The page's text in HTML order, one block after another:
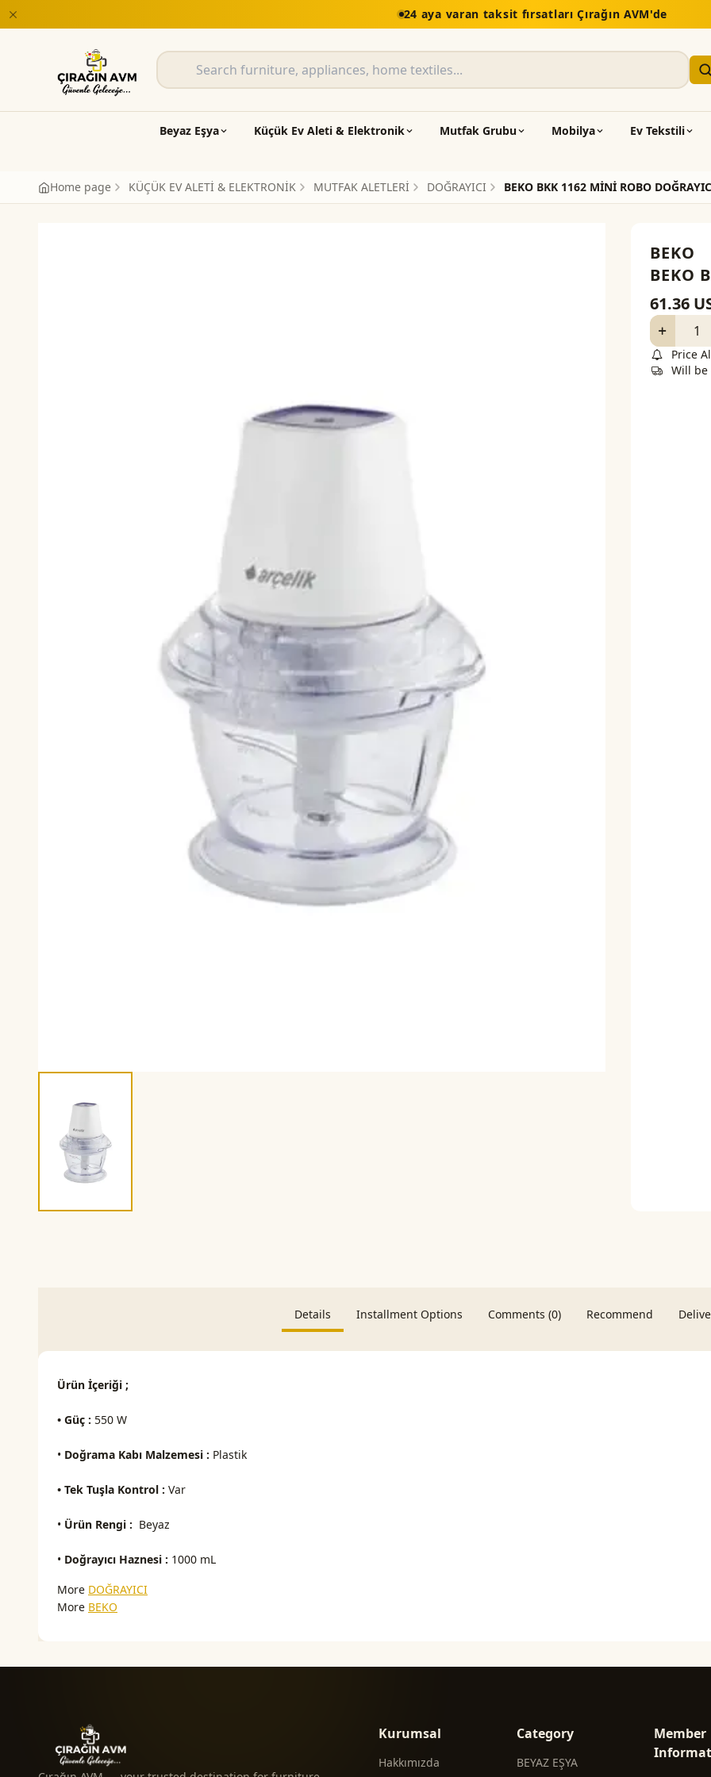
24 aya varan taksit fırsatları Çırağın AVM'de
Beyaz Eşya Küçük Ev Aleti & Elektronik Mutfak Grubu Mobilya Ev Tekstili
Home page KÜÇÜK EV ALETİ & ELEKTRONİK MUTFAK ALETLERİ DOĞRAYICI BEKO BKK 1162 MİNİ ROBO
BEKO
BEKO
61.36
Price
Will be
Details Installment Options Comments (0) Recommend
Ürün İçeriği ;
• Güç : 550 W
• Doğrama Kabı Malzemesi : Plastik
• Tek Tuşla Kontrol : Var
• Ürün Rengi : Beyaz
• Doğrayıcı Haznesi : 1000 mL
More DOĞRAYICI
More BEKO
Kurumsal
Hakkımızda
Category
BEYAZ EŞYA
Member